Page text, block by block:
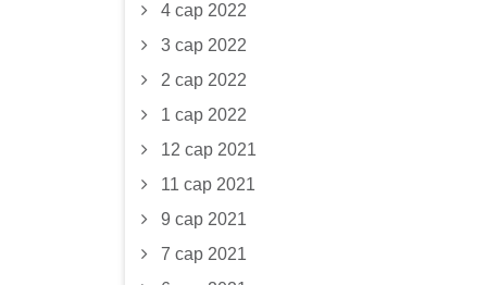
4 сар 2022
3 сар 2022
2 сар 2022
1 сар 2022
12 сар 2021
11 сар 2021
9 сар 2021
7 сар 2021